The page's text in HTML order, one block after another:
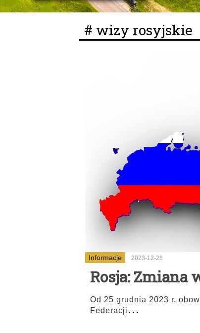
# wizy rosyjskie
Informacje 2023-12-28
Rosja: Zmiana
Od 25 grudnia 2023 r.
Federacji...